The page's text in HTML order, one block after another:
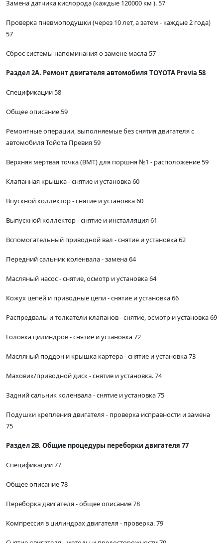
Замена датчика кислорода (каждые 120000 км ). 57
Проверка пневмоподушки (через 10 лет, а затем - каждые 2 года)
57
Сброс системы напоминания о замене масла 57
Раздел 2А. Ремонт двигателя автомобиля TOYOTA Previa 58
Спецификации 58
Общее описание 59
Ремонтные операции, выполняемые без снятия двигателя с
автомобиля Тойота Превия 59
Верхняя мертвая точка (ВМТ) для поршня №1 - расположение 59
Клапанная крышка - снятие и установка 60
Впускной коллектор - снятие и установка 60
Выпускной коллектор - снятие и инсталляция 61
Вспомогательный приводной вал - снятие и установка 62
Передний сальник коленвала - замена 64
Масляный насос - снятие, осмотр и установка 64
Кожух цепей и приводные цепи - снятие и установка 66
Распредвалы и толкатели клапанов - снятие, осмотр и установка 69
Головка цилиндров - снятие и установка 72
Масляный поддон и крышка картера - снятие и установка 73
Маховик/приводной диск - снятие и установка. 74
Задний сальник коленвала - снятие и установка 75
Подушки крепления двигателя - проверка исправности и замена
75
Раздел 2В. Общие процедуры переборки двигателя 77
Спецификации 77
Общее описание 78
Переборка двигателя - общее описание 78
Компрессия в цилиндрах двигателя - проверка. 79